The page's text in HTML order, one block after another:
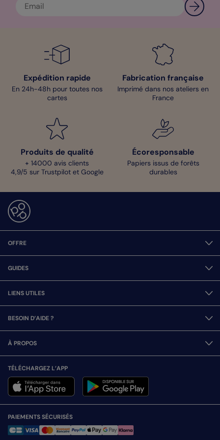
Expédition rapide
En 24h-48h pour toutes nos
cartes
Fabrication française
Imprimé dans nos ateliers en
France
Produits de qualité
+ 14000 avis clients
4,9/5 sur Trustpilot et Google
Écoresponsable
Papiers issus de forêts
durables
OFFRE
GUIDES
LIENS UTILES
BESOIN D’AIDE ?
À PROPOS
TÉLÉCHARGEZ L’APP
PAIEMENTS SÉCURISÉS